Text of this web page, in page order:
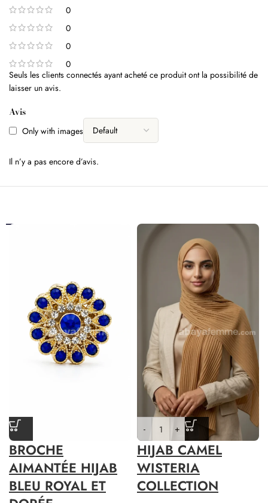
0
0
0
0
Avis
Only with images
Il n’y a pas encore d’avis.
Seuls les clients connectés ayant acheté ce produit ont la possibilité de
laisser un avis.
BROCHE
AIMANTÉE HIJAB
BLEU ROYAL ET
- +
HIJAB CAMEL
WISTERIA
COLLECTION